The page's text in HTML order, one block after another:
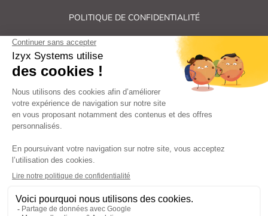
POLITIQUE DE CONFIDENTIALITÉ
Tous droits réservés Izyx Systems ©
Contrôle des accès et verrouillage de porte : serrure électrique,
gâche électrique, ventouse électromagnétique